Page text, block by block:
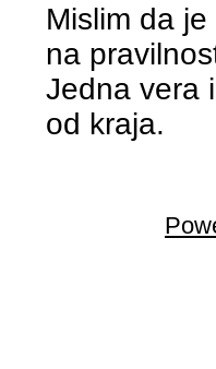
Mislim da
na
Jedna vera
od kraja.